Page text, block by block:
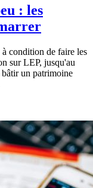
: les
condition de faire les
sur LEP, jusqu'au
un patrimoine